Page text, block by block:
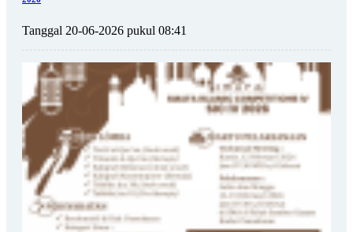
Tanggal 20-06-2026 pukul 08:41